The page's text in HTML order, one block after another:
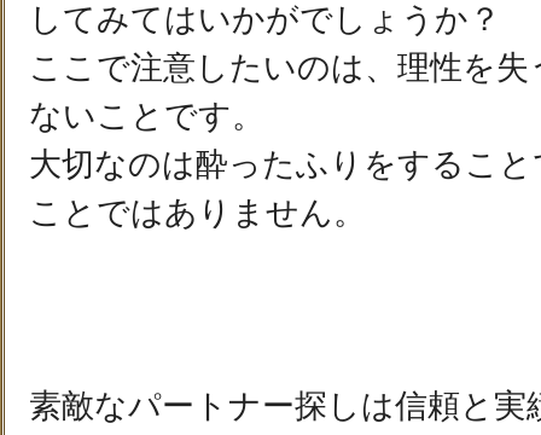
してみてはいかがでしょうか？
ここで注意したいのは、理性を
ないことです。
大切なのは酔ったふりをするこ
ことではありません。
素敵なパートナー探しは信頼と実